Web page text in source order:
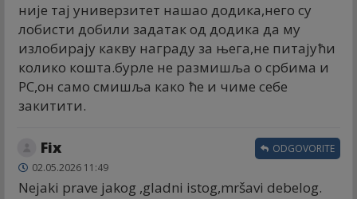
није тај универзитет нашао додика,него су
лобисти добили задатак од додика да му
излобирају какву награду за њега,не питајући
колико кошта.бурле не размишља о србима и
РС,он само смишља како ће и чиме себе
закитити.
Fix
02.05.2026 11:49
Nejaki prave jakog ,gladni istog,mršavi debelog.
ODGOVORITE